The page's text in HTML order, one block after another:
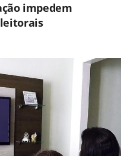
impedem